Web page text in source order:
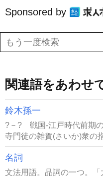
Sponsored by
関連語をあわせ
鈴木孫一
?－? 戦国-江戸時代前期
寺門徒の雑賀(さいか)衆の
名詞
文法用語。品詞の一つ。「